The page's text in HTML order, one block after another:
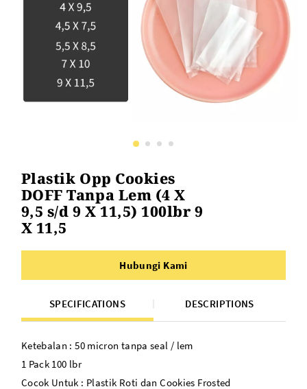
Plastik Opp Cookies
DOFF Tanpa Lem (4 X
9,5 s/d 9 X 11,5) 100lbr 9
X 11,5
Hubungi Kami
SPECIFICATIONS DESCRIPTIONS
Ketebalan : 50 micron tanpa seal / lem
1 Pack 100 lbr
Cocok Untuk : Plastik Roti dan Cookies Frosted